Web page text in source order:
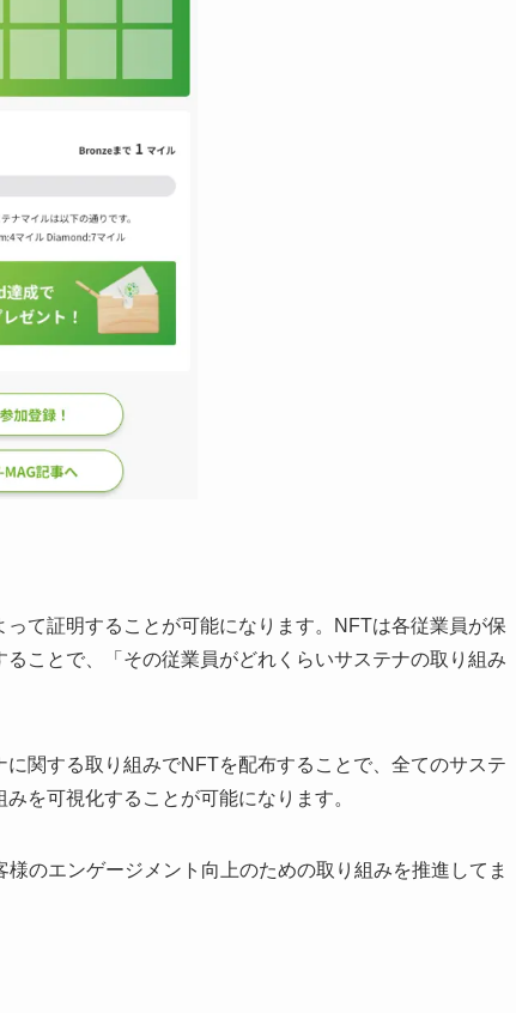
て証明することが可能になります。NFTは各従業員が保
ことで、「その従業員がどれくらいサステナの取り組み
関する取り組みでNFTを配布することで、全てのサステ
を可視化することが可能になります。
のエンゲージメント向上のための取り組みを推進してま